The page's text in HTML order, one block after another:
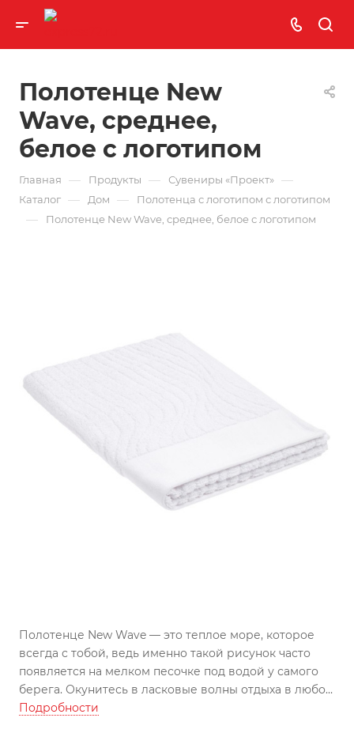
Полотенце New
Wave, среднее,
белое с логотипом
Главная — Продукты — Сувениры «Проект» —
Каталог — Дом — Полотенца с логотипом с логотипом
— Полотенце New Wave, среднее, белое с логотипом
Полотенце New Wave — это теплое море, которое
всегда с тобой, ведь именно такой рисунок часто
появляется на мелком песочке под водой у самого
берега. Окунитесь в ласковые волны отдыха в любой
день и в любую погоду.
Подробности